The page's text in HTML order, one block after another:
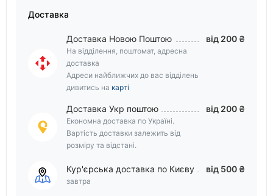
Доставка
Доставка Новою Поштою
На відділення, поштомат, адресна
доставка
Адреси найближчих до вас відділень
дивитись на карті
від 200 ₴
Доставка Укр поштою
Економна доставка по Україні.
Вартість доставки залежить від
розміру та відстані.
від 200 ₴
Кур'єрська доставка по Києву
завтра
від 500 ₴